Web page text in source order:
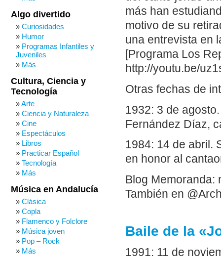
más han
motivo de su
una entrevista en
[Programa Los
http://youtu.be/
Otras fechas de
1932: 3 de
Fernández Díaz,
1984: 14 de abril.
en honor al
Blog Memoranda:
También en
Baile de la
1991: 11 de
Algo divertido
Curiosidades
Humor
Programas Infantiles y
Juveniles
Más
Cultura, Ciencia y
Tecnología
Arte
Ciencia y Naturaleza
Cine
Espectáculos
Libros
Practicar Español
Tecnología
Más
Música en Andalucía
Clásica
Copla
Flamenco y Folclore
Música joven
Pop – Rock
Más